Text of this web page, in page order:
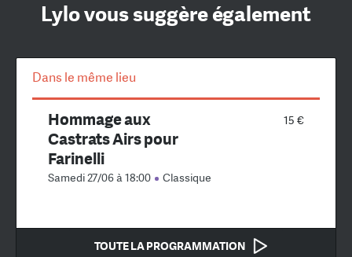
Lylo vous suggère également
Dans le même lieu
15 €
Hommage aux
Castrats Airs pour
Farinelli
Samedi 27/06 à 18:00 Classique
TOUTE LA PROGRAMMATION